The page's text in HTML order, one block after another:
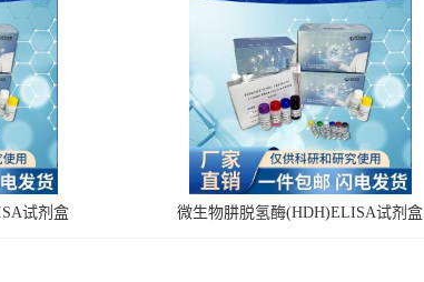
试剂盒 微生物肼脱氢酶(HDH)ELISA试剂盒